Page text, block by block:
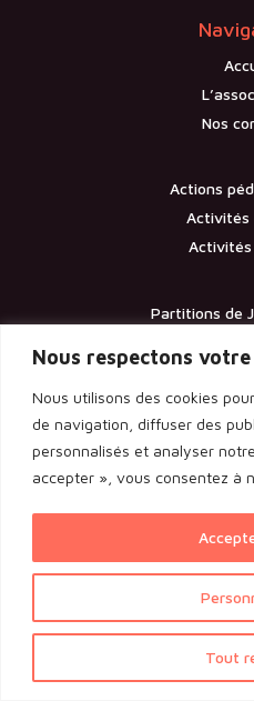
Nous respectons
Nous utilisons des cookies
de navigation, diffuser des
personnalisés et analyser
accepter », vous consentez à
Tout
Congés d'été du 28 juillet au 16
traitées à partir du
Nos
Actions
Activités
Partitions de
Les statuts de
Licence
Rapport de l’assemblée
Voir l'ensemble